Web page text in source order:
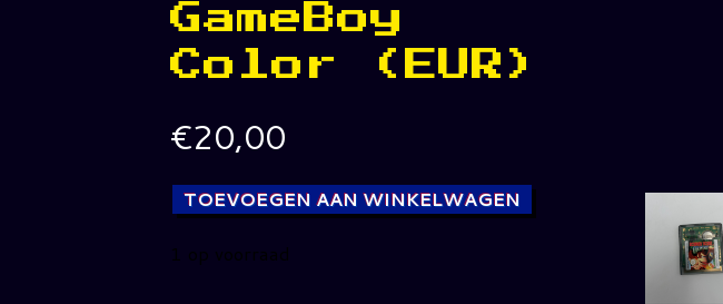
GameBoy
Color (EUR)
€20,00
TOEVOEGEN AAN WINKELWAGEN
1 op voorraad